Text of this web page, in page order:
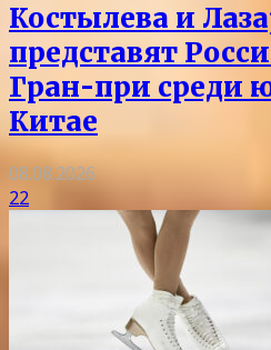
Костылева и
представят
Гран-при среди
Китае
08.08.2026
22